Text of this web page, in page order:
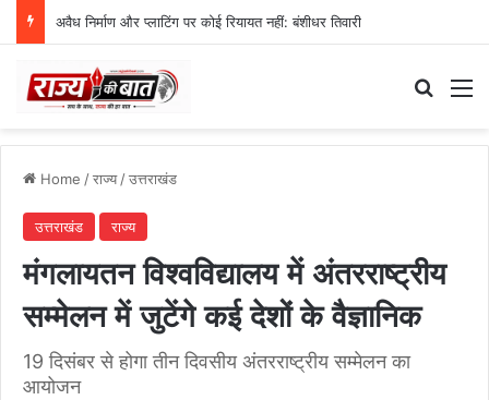
अवैध निर्माण और प्लाटिंग पर कोई रियायत नहीं: बंशीधर तिवारी
Home /राज्य/उत्तराखंड
उत्तराखंड राज्य
मंगलायतन विश्वविद्यालय में अंतरराष्ट्रीय
सम्मेलन में जुटेंगे कई देशों के वैज्ञानिक
19 दिसंबर से होगा तीन दिवसीय अंतरराष्ट्रीय सम्मेलन का
आयोजन